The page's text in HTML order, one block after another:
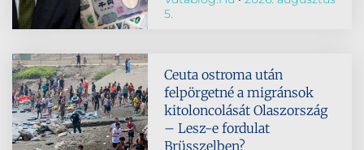
5.
Ceuta ostroma után
felpörgetné a migránsok
kitoloncolását Olaszország
– Lesz-e fordulat
Brüsszelben?